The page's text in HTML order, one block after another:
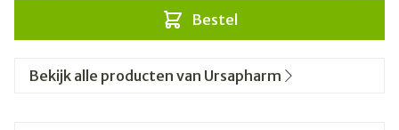
Bestel
Bekijk alle producten van Ursapharm